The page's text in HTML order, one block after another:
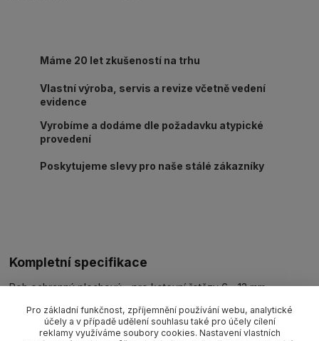
Máme 20 let zkušeností na trhu
Vlastní výroba, servis a revize včetně vedení
evidence
Vyrobíme a dodáme dle požadavku atypické
provedení
Poskytujeme slevy pro naše stálé zákazníky
Kompletní specifikace
Roh ochranný plechový - pro kotevní řetězy 6 - 13 mm
Pro základní funkčnost, zpříjemnění používání webu, analytické
účely a v případě udělení souhlasu také pro účely cílení
reklamy využíváme soubory cookies. Nastavení vlastních